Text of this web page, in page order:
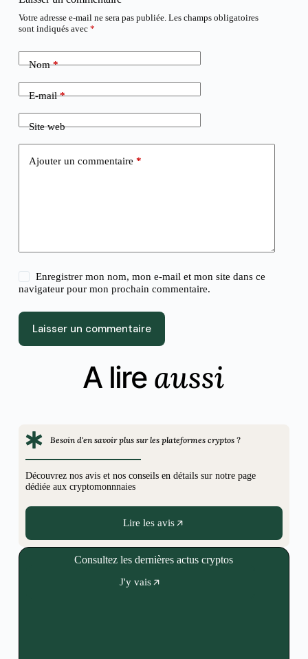
Votre adresse e-mail ne sera pas publiée. Les champs obligatoires
sont indiqués avec *
Nom*
E-mail*
Site web
Ajouter un commentaire *
Enregistrer mon nom, mon e-mail et mon site dans ce
navigateur pour mon prochain commentaire.
Laisser un commentaire
A lire aussi
Besoin d'en savoir plus sur les plateformes cryptos ?
Découvrez nos avis et nos conseils en détails sur notre page
dédiée aux cryptomonnnaies
Lire les avis
Consultez les dernières actus cryptos
J'y vais